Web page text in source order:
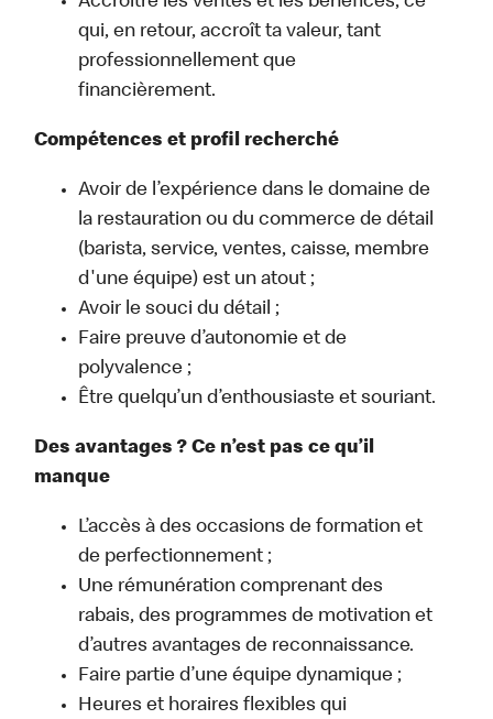
qui, en retour, accroît ta valeur, tant
professionnellement que
financièrement.
Compétences et profil recherché
Avoir de l’expérience dans le domaine de
la restauration ou du commerce de détail
(barista, service, ventes, caisse, membre
d'une équipe) est un atout ;
Avoir le souci du détail ;
Faire preuve d’autonomie et de
polyvalence ;
Être quelqu’un d’enthousiaste et souriant.
Des avantages ? Ce n’est pas ce qu’il
manque
L’accès à des occasions de formation et
de perfectionnement ;
Une rémunération comprenant des
rabais, des programmes de motivation et
d’autres avantages de reconnaissance.
Faire partie d’une équipe dynamique ;
Heures et horaires flexibles qui